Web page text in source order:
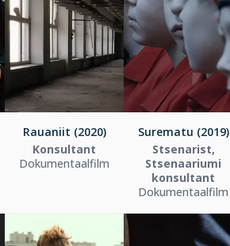
Rauaniit (2020)
Konsultant
Dokumentaalfilm
Surematu (2019)
Stsenarist,
Stsenaariumi
konsultant
Dokumentaalfilm